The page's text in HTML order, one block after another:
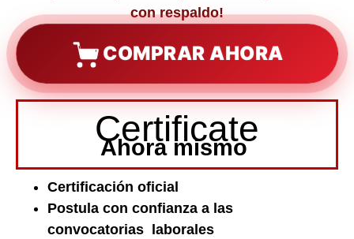
con respaldo!
COMPRAR AHORA
Certificate
Ahora mismo
Certificación oficial
Postula con confianza a las
convocatorias laborales